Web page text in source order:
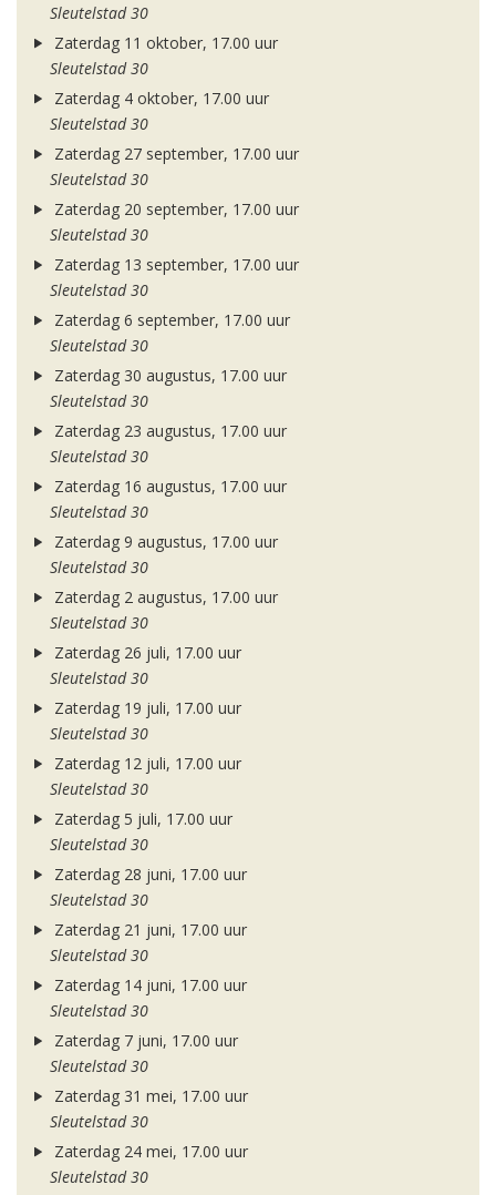
Sleutelstad 30
Zaterdag 11 oktober, 17.00 uur
Sleutelstad 30
Zaterdag 4 oktober, 17.00 uur
Sleutelstad 30
Zaterdag 27 september, 17.00 uur
Sleutelstad 30
Zaterdag 20 september, 17.00 uur
Sleutelstad 30
Zaterdag 13 september, 17.00 uur
Sleutelstad 30
Zaterdag 6 september, 17.00 uur
Sleutelstad 30
Zaterdag 30 augustus, 17.00 uur
Sleutelstad 30
Zaterdag 23 augustus, 17.00 uur
Sleutelstad 30
Zaterdag 16 augustus, 17.00 uur
Sleutelstad 30
Zaterdag 9 augustus, 17.00 uur
Sleutelstad 30
Zaterdag 2 augustus, 17.00 uur
Sleutelstad 30
Zaterdag 26 juli, 17.00 uur
Sleutelstad 30
Zaterdag 19 juli, 17.00 uur
Sleutelstad 30
Zaterdag 12 juli, 17.00 uur
Sleutelstad 30
Zaterdag 5 juli, 17.00 uur
Sleutelstad 30
Zaterdag 28 juni, 17.00 uur
Sleutelstad 30
Zaterdag 21 juni, 17.00 uur
Sleutelstad 30
Zaterdag 14 juni, 17.00 uur
Sleutelstad 30
Zaterdag 7 juni, 17.00 uur
Sleutelstad 30
Zaterdag 31 mei, 17.00 uur
Sleutelstad 30
Zaterdag 24 mei, 17.00 uur
Sleutelstad 30